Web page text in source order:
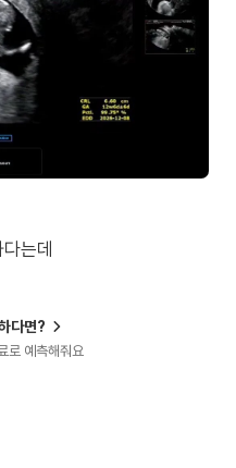
는데
다면?
로 예측해줘요